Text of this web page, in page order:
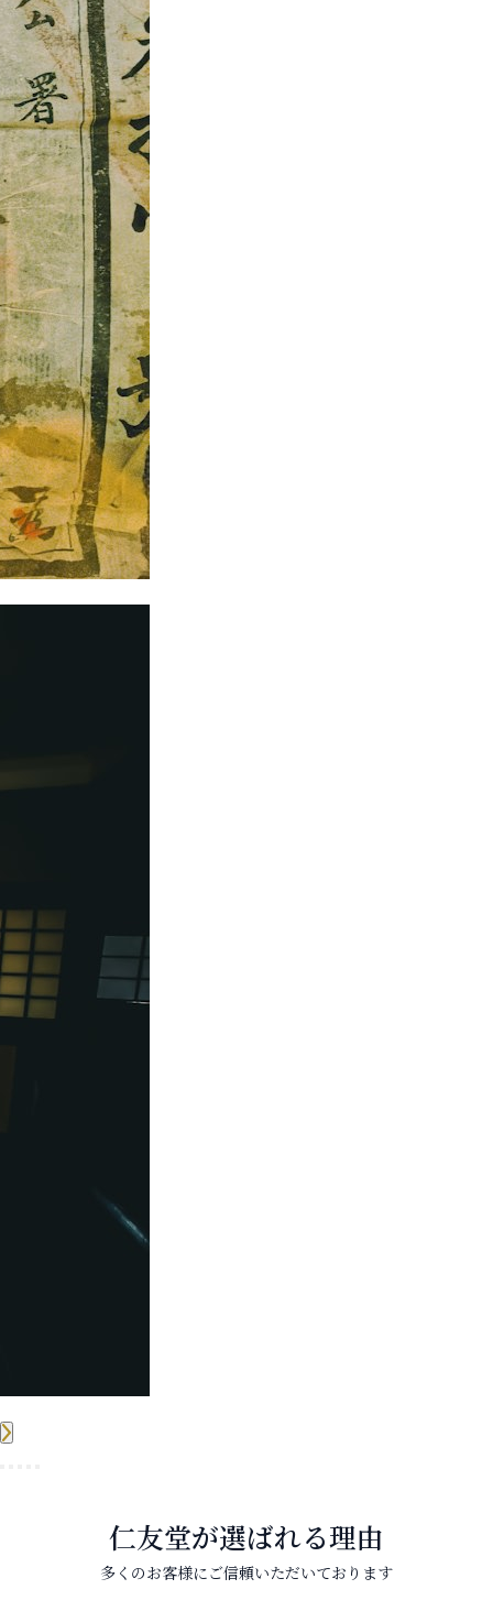
仁友堂が選ばれる理由
多くのお客様にご信頼いただいております